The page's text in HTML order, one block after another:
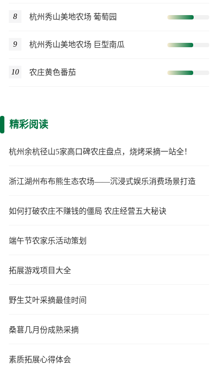
8 杭州秀山美地农场 葡萄园
9 杭州秀山美地农场 巨型南瓜
10 农庄黄色番茄
精彩阅读
杭州余杭径山5家高口碑农庄盘点，烧烤采摘一站全！
浙江湖州布布熊生态农场——沉浸式娱乐消费场景打造
如何打破农庄不赚钱的僵局 农庄经营五大秘诀
端午节农家乐活动策划
拓展游戏项目大全
野生艾叶采摘最佳时间
桑葚几月份成熟采摘
素质拓展心得体会